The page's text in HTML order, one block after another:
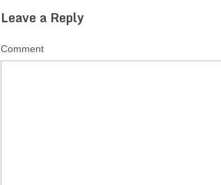
Leave a Reply
Comment